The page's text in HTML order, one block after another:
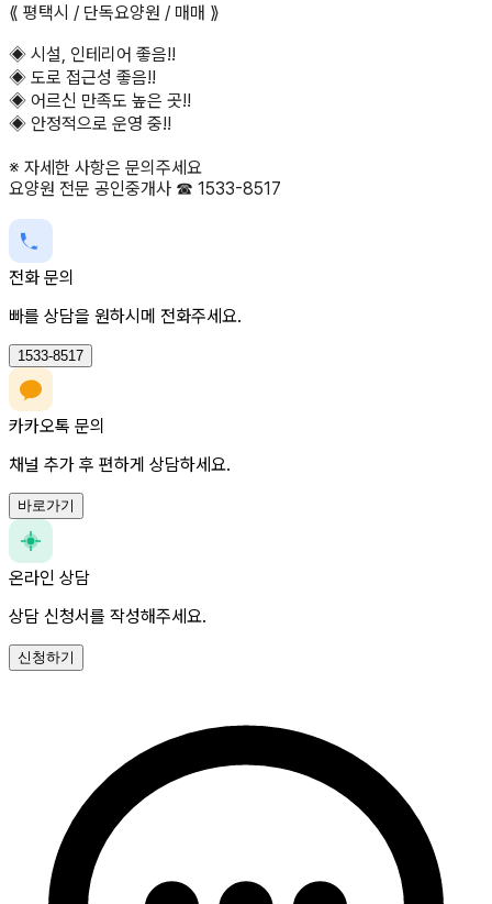
⟪ 평택시 / 단독요양원 / 매매 ⟫
◈ 시설, 인테리어 좋음!!
◈ 도로 접근성 좋음!!
◈ 어르신 만족도 높은 곳!!
◈ 안정적으로 운영 중!!
※ 자세한 사항은 문의주세요
요양원 전문 공인중개사 ☎ 1533-8517
전화 문의
빠를 상담을 원하시메 전화주세요.
1533-8517
카카오톡 문의
채널 추가 후 편하게 상담하세요.
바로가기
온라인 상담
상담 신청서를 작성해주세요.
신청하기